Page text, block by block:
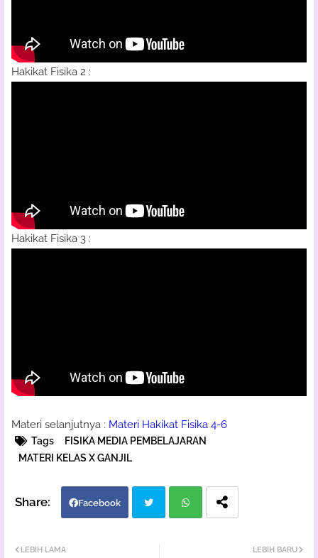
Hakikat Fisika 2 :
Hakikat Fisika 3 :
Materi selanjutnya : Materi Hakikat Fisika 4-6
Tags
FISIKA MEDIA PEMBELAJARAN
MATERI KELAS X GANJIL
Facebook
LEBIH BARU
LEBIH LAMA